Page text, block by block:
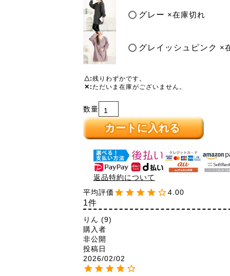
グレー ×在庫切れ
グレイッシュピンク ×
△ 残りわずかです。
✕ ただいま在庫がございません。
カートに入れる
返品特約について
4.00
1
りん
9
購入者
非公開
投稿日
2026/02/02